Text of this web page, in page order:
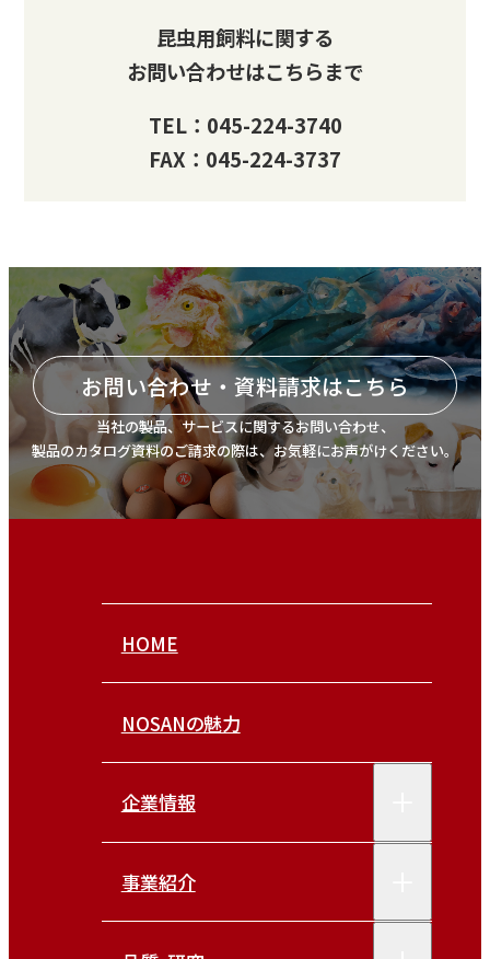
昆虫用飼料に関する
お問い合わせはこちらまで
TEL：045-224-3740
FAX：045-224-3737
お問い合わせ・資料請求はこちら
当社の製品、サービスに関するお問い合わせ、
製品のカタログ資料のご請求の際は、お気軽にお声がけください。
HOME
NOSANの魅力
企業情報
事業紹介